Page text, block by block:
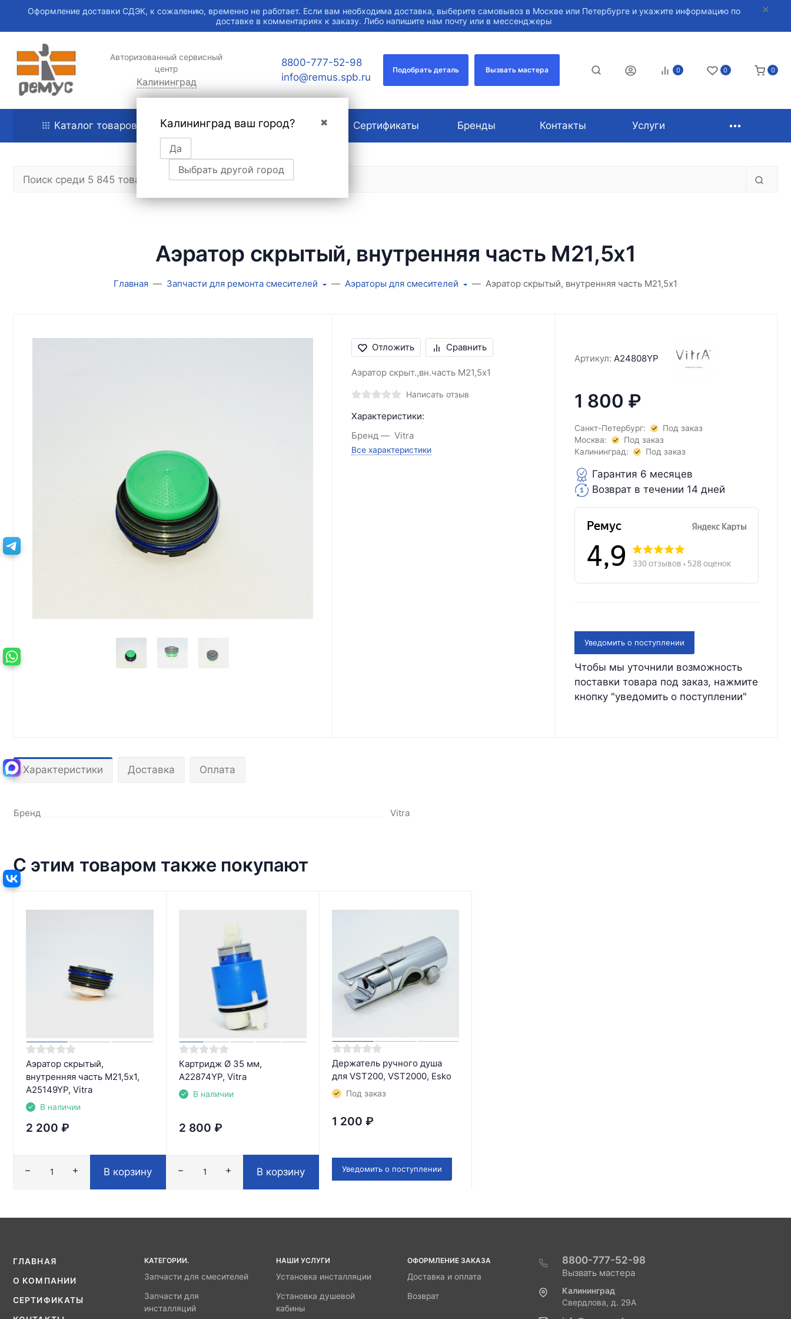
Оформление доставки СДЭК, к сожалению, временно не работает. Если вам необходима доставка, выберите самовывоз в Москве или Петербурге и укажите информацию по
доставке в комментариях к заказу. Либо напишите нам почту или в мессенджеры
Авторизованный сервисный
центр
Калининград
✖
Калининград ваш город?
Да
Выбрать другой город
8800-777-52-98
info@remus.spb.ru
Подобрать деталь Вызвать мастера 0 0 0
Каталог товаров Главная О компании Сертификаты Бренды Контакты Услуги
Аэратор скрытый, внутренняя часть М21,5х1
Главная Запчасти для ремонта смесителей Аэраторы для смесителей Аэратор скрытый, внутренняя часть М21,5х1
Отложить Сравнить
Аэратор скрыт.,вн.часть М21,5х1
Написать отзыв
Характеристики:
Бренд
Vitra
Все характеристики
Артикул: A24808YP
1 800 ₽
Санкт-Петербург:
Под заказ
Москва:
Под заказ
Калининград:
Под заказ
Гарантия 6 месяцев
Возврат в течении 14 дней
Уведомить о поступлении
Чтобы мы уточнили возможность
поставки товара под заказ, нажмите
кнопку "уведомить о поступлении"
Характеристики Доставка Оплата
Бренд Vitra
С этим товаром также покупают
Аэратор скрытый,
внутренняя часть М21,5х1,
A25149YP, Vitra
В наличии
2 200 ₽
В корзину
Картридж Ø 35 мм,
A22874YP, Vitra
В наличии
2 800 ₽
В корзину
Держатель ручного душа
для VST200, VST2000, Esko
Под заказ
1 200 ₽
Уведомить о поступлении
ГЛАВНАЯ
О КОМПАНИИ
СЕРТИФИКАТЫ
КАТЕГОРИИ.
Запчасти для смесителей
Запчасти для
инсталляций
НАШИ УСЛУГИ
Установка инсталляции
Установка душевой
кабины
ОФОРМЛЕНИЕ ЗАКАЗА
Доставка и оплата
Возврат
8800-777-52-98
Вызвать мастера
Калининград
Свердлова, д. 29А